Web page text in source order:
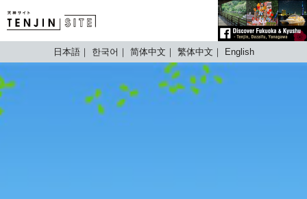
TENJIN SITE
日本語 한국어 简体中文 繁体中文 English